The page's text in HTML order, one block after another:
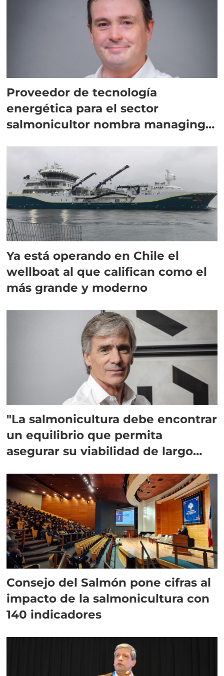
Proveedor de tecnología
energética para el sector
salmonicultor nombra managing
Ya está operando en Chile el
wellboat al que califican como el
más grande y moderno
"La salmonicultura debe encontrar
un equilibrio que permita
asegurar su viabilidad de largo
Consejo del Salmón pone cifras al
impacto de la salmonicultura con
140 indicadores